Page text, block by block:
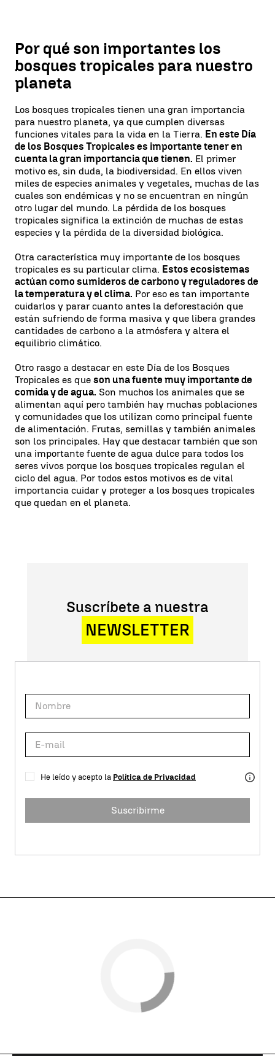
Por qué son importantes los
bosques tropicales para nuestro
planeta
Los bosques tropicales tienen una gran importancia
para nuestro planeta, ya que cumplen diversas
funciones vitales para la vida en la Tierra. En este Día
de los Bosques Tropicales es importante tener en
cuenta la gran importancia que tienen. El primer
motivo es, sin duda, la biodiversidad. En ellos viven
miles de especies animales y vegetales, muchas de las
cuales son endémicas y no se encuentran en ningún
otro lugar del mundo. La pérdida de los bosques
tropicales significa la extinción de muchas de estas
especies y la pérdida de la diversidad biológica.
Otra característica muy importante de los bosques
tropicales es su particular clima. Estos ecosistemas
actúan como sumideros de carbono y reguladores de
la temperatura y el clima. Por eso es tan importante
cuidarlos y parar cuanto antes la deforestación que
están sufriendo de forma masiva y que libera grandes
cantidades de carbono a la atmósfera y altera el
equilibrio climático.
Otro rasgo a destacar en este Día de los Bosques
Tropicales es que son una fuente muy importante de
comida y de agua. Son muchos los animales que se
alimentan aquí pero también hay muchas poblaciones
y comunidades que los utilizan como principal fuente
de alimentación. Frutas, semillas y también animales
son los principales. Hay que destacar también que son
una importante fuente de agua dulce para todos los
seres vivos porque los bosques tropicales regulan el
ciclo del agua. Por todos estos motivos es de vital
importancia cuidar y proteger a los bosques tropicales
que quedan en el planeta.
Suscríbete a nuestra
NEWSLETTER
He leído y acepto la Política de Privacidad
Suscribirme